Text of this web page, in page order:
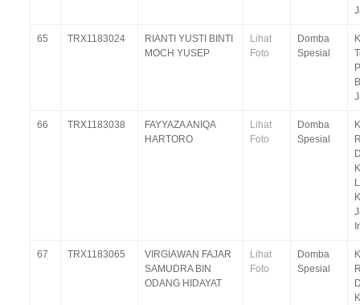
65 TRX1183024
RIANTI YUSTI BINTI
MOCH YUSEP
Lihat
Foto
Domba
Spesial
66 TRX1183038
FAYYAZA ANIQA
HARTORO
Lihat
Foto
Domba
Spesial
67 TRX1183065
VIRGIAWAN FAJAR
SAMUDRA BIN
ODANG HIDAYAT
Lihat
Foto
Domba
Spesial